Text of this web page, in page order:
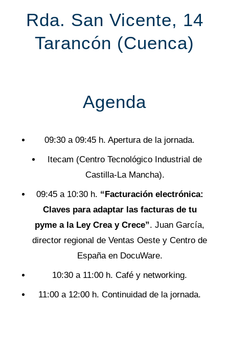
Rda. San Vicente, 14
Tarancón (Cuenca)
Agenda
09:30 a 09:45 h. Apertura de la jornada.
Itecam (Centro Tecnológico Industrial de
Castilla-La Mancha).
09:45 a 10:30 h. “Facturación electrónica:
Claves para adaptar las facturas de tu
pyme a la Ley Crea y Crece”. Juan García,
director regional de Ventas Oeste y Centro de
España en DocuWare.
10:30 a 11:00 h. Café y networking.
11:00 a 12:00 h. Continuidad de la jornada.